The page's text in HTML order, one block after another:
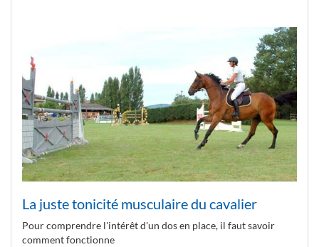
La juste tonicité musculaire du cavalier
Pour comprendre l'intérêt d'un dos en place, il faut savoir
comment fonctionne